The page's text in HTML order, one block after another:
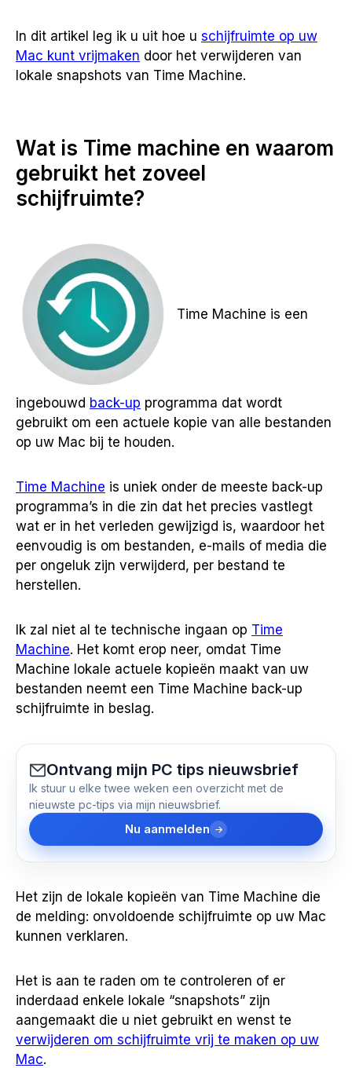
In dit artikel leg ik u uit hoe u schijfruimte op uw
Mac kunt vrijmaken door het verwijderen van
lokale snapshots van Time Machine.
Wat is Time machine en waarom
gebruikt het zoveel
schijfruimte?
Time Machine is een
ingebouwd back-up programma dat wordt
gebruikt om een actuele kopie van alle bestanden
op uw Mac bij te houden.
Time Machine is uniek onder de meeste back-up
programma’s in die zin dat het precies vastlegt
wat er in het verleden gewijzigd is, waardoor het
eenvoudig is om bestanden, e-mails of media die
per ongeluk zijn verwijderd, per bestand te
herstellen.
Ik zal niet al te technische ingaan op Time
Machine. Het komt erop neer, omdat Time
Machine lokale actuele kopieën maakt van uw
bestanden neemt een Time Machine back-up
schijfruimte in beslag.
Ontvang mijn PC tips nieuwsbrief
Ik stuur u elke twee weken een overzicht met de
nieuwste pc-tips via mijn nieuwsbrief.
Nu aanmelden
Het zijn de lokale kopieën van Time Machine die
de melding: onvoldoende schijfruimte op uw Mac
kunnen verklaren.
Het is aan te raden om te controleren of er
inderdaad enkele lokale “snapshots” zijn
aangemaakt die u niet gebruikt en wenst te
verwijderen om schijfruimte vrij te maken op uw
Mac.